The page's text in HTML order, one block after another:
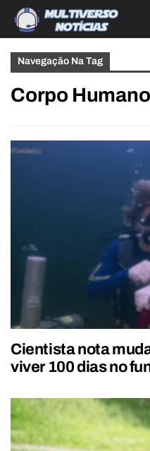
Navegação Na Tag
Corpo Humano
Cientista nota
viver 100 dias no